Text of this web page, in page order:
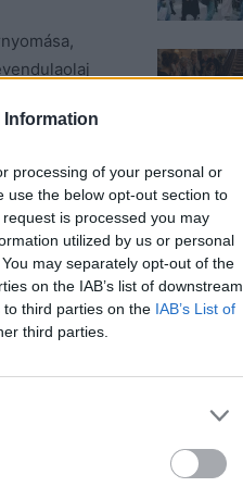
Information
processing of your personal or
use the below opt-out section to
is processed you may
utilized by us or personal
may separately opt-out of the
on the IAB’s list of downstream
third parties on the IAB’s List of
third parties.
és
húsz
a
ha kell
az ember
hiszen van
ő annak
be
pedig